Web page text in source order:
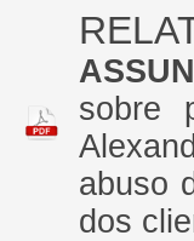
sobre
abuso
dos